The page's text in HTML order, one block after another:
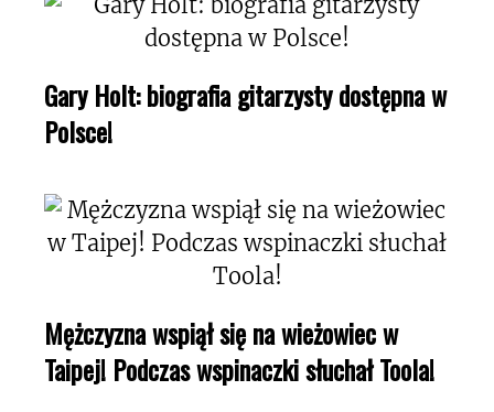
Gary Holt: biografia gitarzysty dostępna w
Polsce!
Mężczyzna wspiął się na wieżowiec w
Taipej! Podczas wspinaczki słuchał Toola!